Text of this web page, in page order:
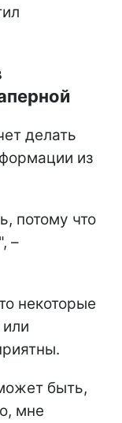
делать
из
потому что
–
некоторые
быть,
мне